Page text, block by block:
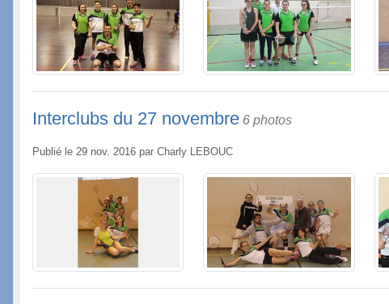
Interclubs du 27 novembre 6 photos
Publié le 29 nov. 2016 par Charly LEBOUC